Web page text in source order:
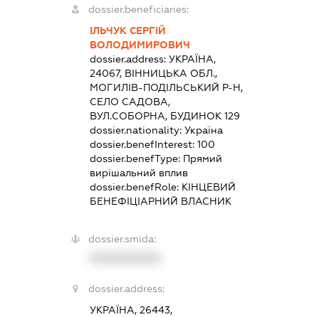
dossier.beneficiaries:
ІЛЬЧУК СЕРГІЙ
ВОЛОДИМИРОВИЧ
dossier.address: УКРАЇНА,
24067, ВІННИЦЬКА ОБЛ.,
МОГИЛІВ-ПОДІЛЬСЬКИЙ Р-Н,
СЕЛО САДОВА,
ВУЛ.СОБОРНА, БУДИНОК 129
dossier.nationality: Україна
dossier.benefInterest: 100
dossier.benefType: Прямий
вирішальний вплив
dossier.benefRole: КІНЦЕВИЙ
БЕНЕФІЦІАРНИЙ ВЛАСНИК
dossier.smida:
dossier.address:
УКРАЇНА, 26443,